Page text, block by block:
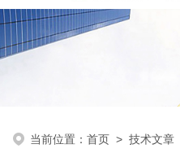
当前位置：首页 >技术文章